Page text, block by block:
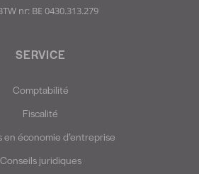
SERVICE
Comptabilité
Fiscalité
en économie d’entreprise
Conseils juridiques
nr: BE 0430.313.279